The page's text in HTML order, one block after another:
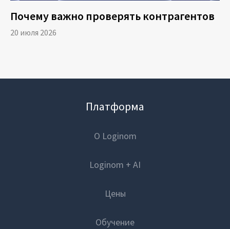
Почему важно проверять контрагентов
20 июля 2026
Платформа
О Loginom
Loginom + AI
Цены
Обучение